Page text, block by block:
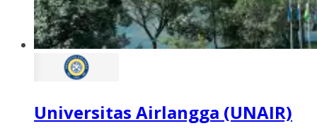
Universitas Airlangga (UNAIR)